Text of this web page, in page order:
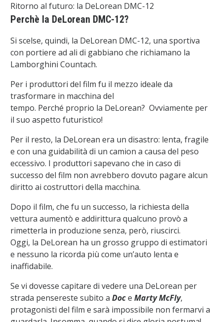
Ritorno al futuro: la DeLorean DMC-12
Perchè la DeLorean DMC-12?
Si scelse, quindi, la DeLorean DMC-12, una sportiva
con portiere ad ali di gabbiano che richiamano la
Lamborghini Countach.
Per i produttori del film fu il mezzo ideale da
trasformare in macchina del
tempo. Perché proprio la DeLorean? Ovviamente per
il suo aspetto futuristico!
Per il resto, la DeLorean era un disastro: lenta, fragile
e con una guidabilità di un camion a causa del peso
eccessivo. I produttori sapevano che in caso di
successo del film non avrebbero dovuto pagare alcun
diritto ai costruttori della macchina.
Dopo il film, che fu un successo, la richiesta della
vettura aumentò e addirittura qualcuno provò a
rimetterla in produzione senza, però, riuscirci.
Oggi, la DeLorean ha un grosso gruppo di estimatori
e nessuno la ricorda più come un’auto lenta e
inaffidabile.
Se vi dovesse capitare di vedere una DeLorean per
strada pensereste subito a Doce MartyMcFly,
protagonisti del film e sarà impossibile non fermarvi a